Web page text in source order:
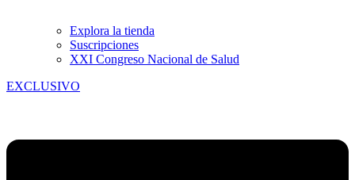
Explora la tienda
Suscripciones
XXI Congreso Nacional de Salud
EXCLUSIVO